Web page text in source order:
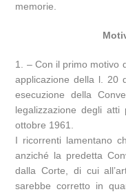
memorie.
1. – Con il primo motivo
applicazione della l. 20
esecuzione della
legalizzazione degli
ottobre 1961.
I ricorrenti lamentano
anziché la predetta
dalla Corte, di cui
sarebbe corretto in